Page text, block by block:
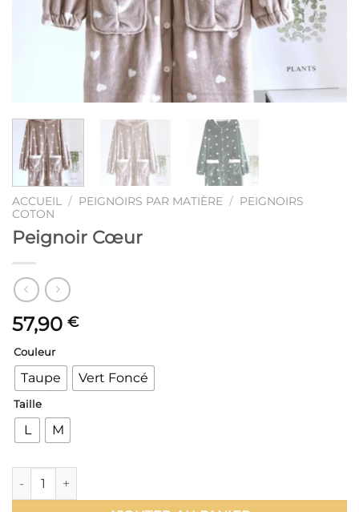
ACCUEIL / PEIGNOIRS PAR MATIÈRE / PEIGNOIRS
COTON
Peignoir Cœur
57,90 €
Couleur
Taupe Vert Foncé
Taille
L M
quantité de Peignoir Cœur